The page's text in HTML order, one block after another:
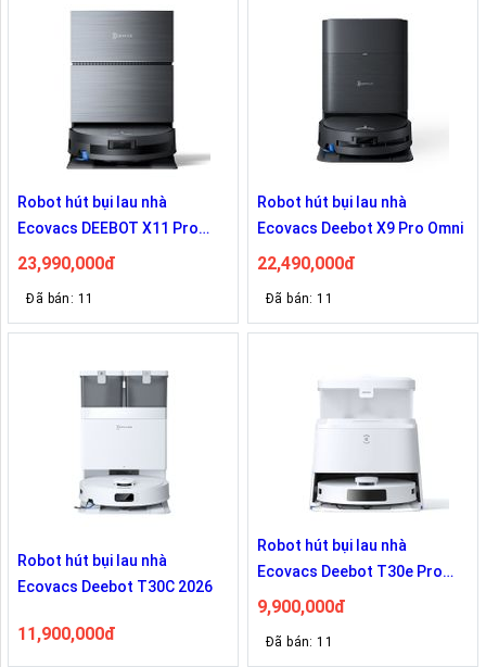
Robot hút bụi lau nhà
Ecovacs DEEBOT X11 Pro
Omni
23,990,000đ
Đã bán: 11
Robot hút bụi lau nhà
Ecovacs Deebot X9 Pro Omni
22,490,000đ
Đã bán: 11
Robot hút bụi lau nhà
Ecovacs Deebot T30C 2026
11,900,000đ
Robot hút bụi lau nhà
Ecovacs Deebot T30e Pro
Omni
9,900,000đ
Đã bán: 11